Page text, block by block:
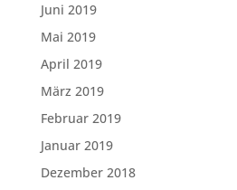
Juni 2019
Mai 2019
April 2019
März 2019
Februar 2019
Januar 2019
Dezember 2018